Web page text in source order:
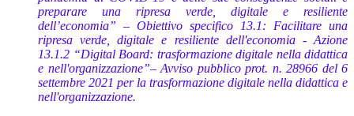
preparare una ripresa verde, digitale e resiliente
dell’economia” – Obiettivo specifico 13.1: Facilitare una
ripresa verde, digitale e resiliente dell'economia - Azione
13.1.2 “Digital Board: trasformazione digitale nella didattica
e nell'organizzazione”– Avviso pubblico prot. n. 28966 del 6
settembre 2021 per la trasformazione digitale nella didattica e
nell'organizzazione.